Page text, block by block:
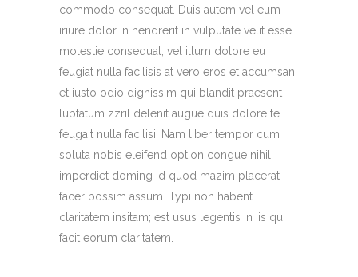
commodo consequat. Duis autem vel eum
iriure dolor in hendrerit in vulputate velit esse
molestie consequat, vel illum dolore eu
feugiat nulla facilisis at vero eros et accumsan
et iusto odio dignissim qui blandit praesent
luptatum zzril delenit augue duis dolore te
feugait nulla facilisi. Nam liber tempor cum
soluta nobis eleifend option congue nihil
imperdiet doming id quod mazim placerat
facer possim assum. Typi non habent
claritatem insitam; est usus legentis in iis qui
facit eorum claritatem.